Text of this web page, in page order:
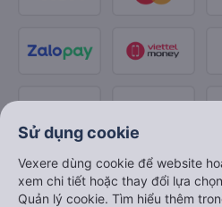
Sử dụng cookie
Vexere dùng cookie để website
xem chi tiết hoặc thay đổi lựa
Quản lý cookie. Tìm hiểu thêm